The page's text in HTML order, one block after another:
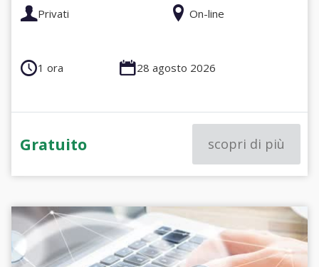
Privati On-line
1 ora 28 agosto 2026
Gratuito scopri di più